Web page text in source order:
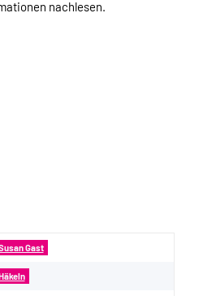
nachlesen.
Gast